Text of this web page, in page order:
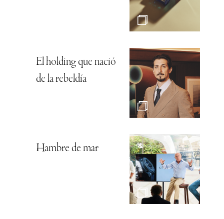
El holding que nació
de la rebeldía
Hambre de mar